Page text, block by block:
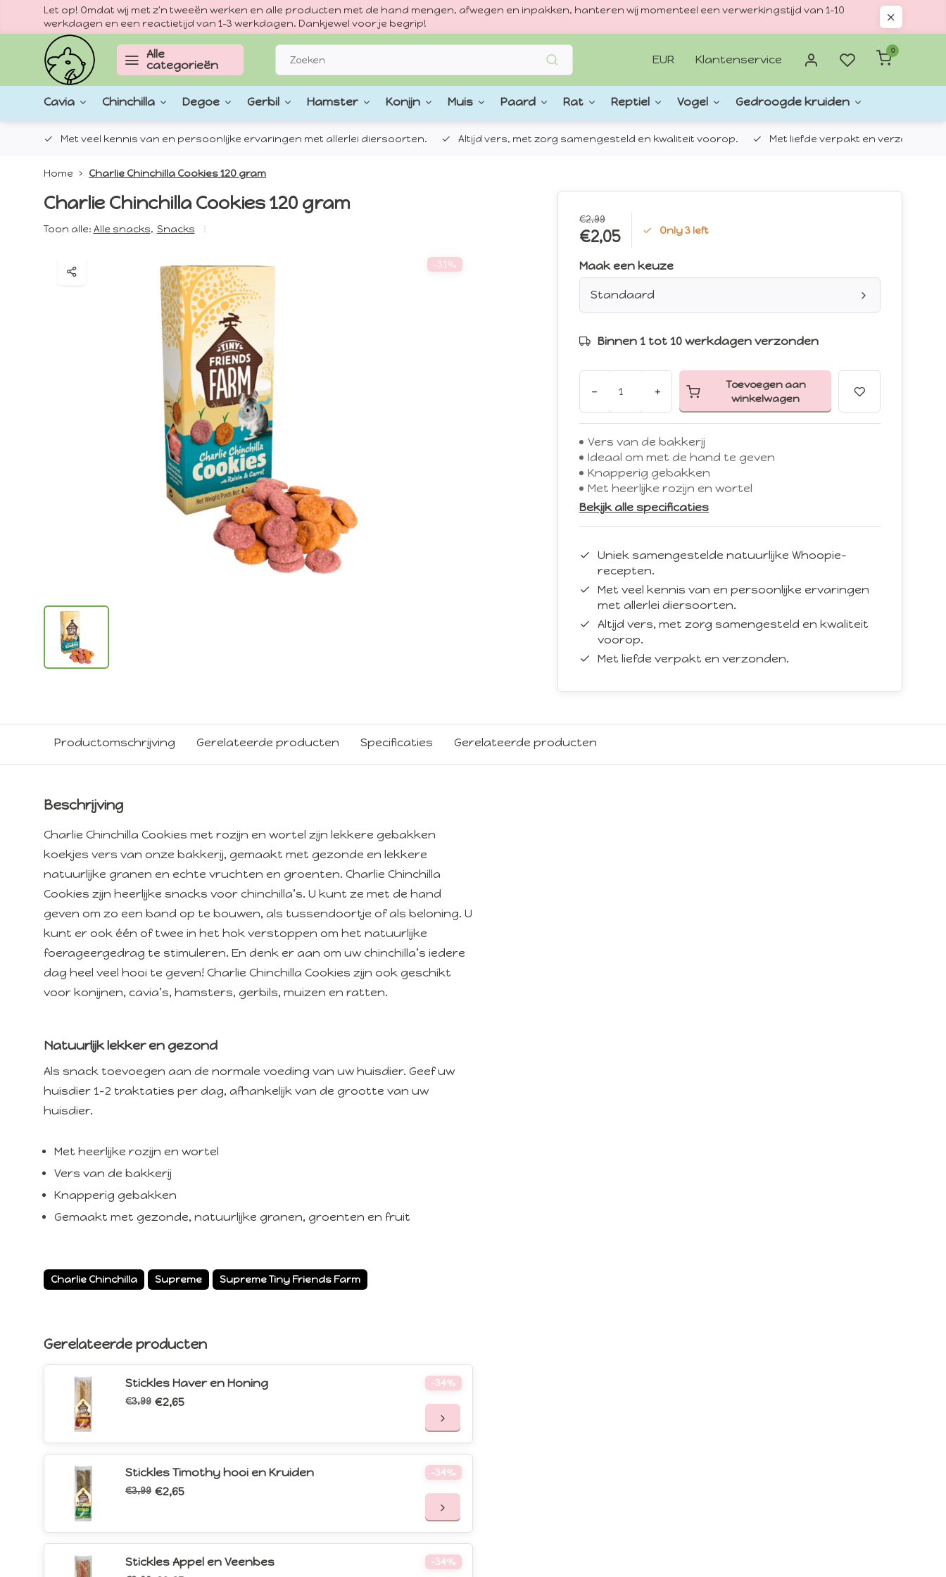
Let op! Omdat wij met z'n tweeën werken en alle producten met de hand mengen, afwegen en inpakken, hanteren wij momenteel een verwerkingstijd van 1–10
werkdagen en een reactietijd van 1–3 werkdagen. Dankjewel voor je begrip!
Alle
categorieën
EUR Klantenservice
0
Cavia Chinchilla Degoe Gerbil Hamster Konijn Muis Paard Rat Reptiel Vogel Gedroogde kruiden
Met veel kennis van en persoonlijke ervaringen met allerlei diersoorten. Altijd vers, met zorg samengesteld en kwaliteit voorop. Met liefde verpakt en verzonden.
Home Charlie Chinchilla Cookies 120 gram
Charlie Chinchilla Cookies 120 gram
Toon alle: Alle snacks, Snacks
-31%
€2,99
€2,05 Only 3 left
Maak een keuze
Standaard
Binnen 1 tot 10 werkdagen verzonden
- +
Toevoegen aan
winkelwagen
Vers van de bakkerij
Ideaal om met de hand te geven
Knapperig gebakken
Met heerlijke rozijn en wortel
Bekijk alle specificaties
Uniek samengestelde natuurlijke Whoopie-
recepten.
Met veel kennis van en persoonlijke ervaringen
met allerlei diersoorten.
Altijd vers, met zorg samengesteld en kwaliteit
voorop.
Met liefde verpakt en verzonden.
Productomschrijving Gerelateerde producten Specificaties Gerelateerde producten
Beschrijving
Charlie Chinchilla Cookies met rozijn en wortel zijn lekkere gebakken
koekjes vers van onze bakkerij, gemaakt met gezonde en lekkere
natuurlijke granen en echte vruchten en groenten. Charlie Chinchilla
Cookies zijn heerlijke snacks voor chinchilla’s. U kunt ze met de hand
geven om zo een band op te bouwen, als tussendoortje of als beloning. U
kunt er ook één of twee in het hok verstoppen om het natuurlijke
foerageergedrag te stimuleren. En denk er aan om uw chinchilla’s iedere
dag heel veel hooi te geven! Charlie Chinchilla Cookies zijn ook geschikt
voor konijnen, cavia’s, hamsters, gerbils, muizen en ratten.
Natuurlijk lekker en gezond
Als snack toevoegen aan de normale voeding van uw huisdier. Geef uw
huisdier 1-2 traktaties per dag, afhankelijk van de grootte van uw
huisdier.
Met heerlijke rozijn en wortel
Vers van de bakkerij
Knapperig gebakken
Gemaakt met gezonde, natuurlijke granen, groenten en fruit
Charlie Chinchilla Supreme Supreme Tiny Friends Farm
Gerelateerde producten
Stickles Haver en Honing
€3,99 €2,65
-34%
Stickles Timothy hooi en Kruiden
€3,99 €2,65
-34%
Stickles Appel en Veenbes -34%